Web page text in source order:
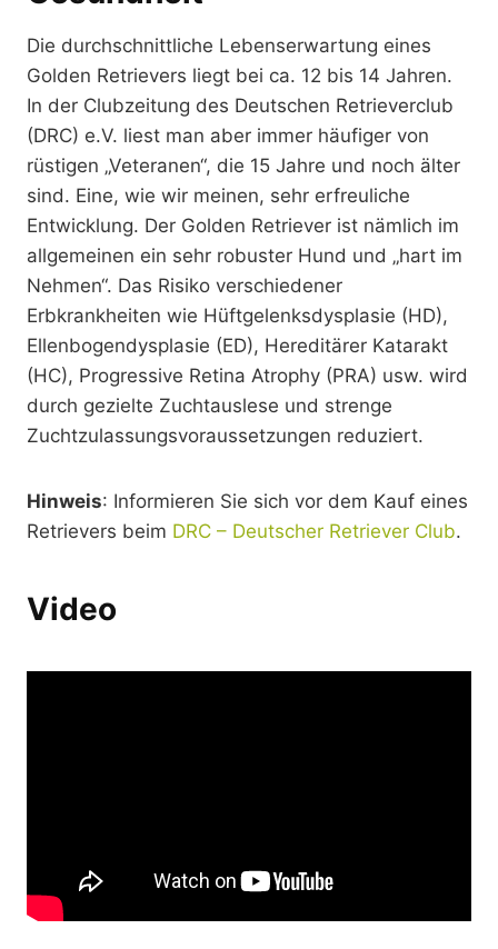
Die durchschnittliche Lebenserwartung eines
Golden Retrievers liegt bei ca. 12 bis 14 Jahren.
In der Clubzeitung des Deutschen Retrieverclub
(DRC) e.V. liest man aber immer häufiger von
rüstigen „Veteranen“, die 15 Jahre und noch älter
sind. Eine, wie wir meinen, sehr erfreuliche
Entwicklung. Der Golden Retriever ist nämlich im
allgemeinen ein sehr robuster Hund und „hart im
Nehmen“. Das Risiko verschiedener
Erbkrankheiten wie Hüftgelenksdysplasie (HD),
Ellenbogendysplasie (ED), Hereditärer Katarakt
(HC), Progressive Retina Atrophy (PRA) usw. wird
durch gezielte Zuchtauslese und strenge
Zuchtzulassungsvoraussetzungen reduziert.
Hinweis: Informieren Sie sich vor dem Kauf eines
Retrievers beim DRC – Deutscher Retriever Club.
Video